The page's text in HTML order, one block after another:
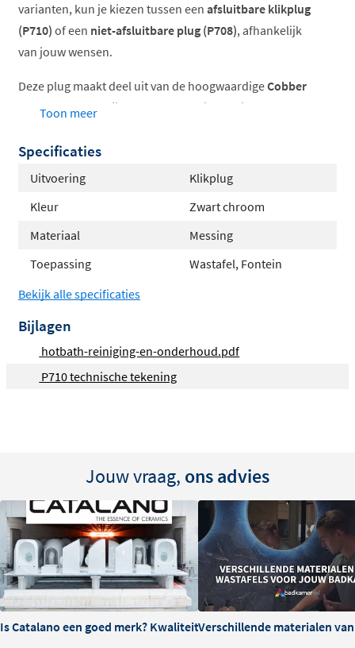
varianten, kun je kiezen tussen een afsluitbare klikplug
(P710) of een niet-afsluitbare plug (P708), afhankelijk
van jouw wensen.
Deze plug maakt deel uit van de hoogwaardigeCobber
serie, waardoor hij perfect te combineren is met andere
in je badkamer.
Met een ruime keuze aan kleuren, stem je de afvoerplug
eenvoudig af op jouw persoonlijke stijl en
badkamerdesign. Praktisch, stijlvol en functioneel!
Toon meer
Specificaties
Uitvoering
Klikplug
Kleur
Zwart chroom
Materiaal
Messing
Toepassing
Wastafel, Fontein
Bekijk alle specificaties
Bijlagen
hotbath-reiniging-en-onderhoud.pdf
P710 technische tekening
Jouw vraag, ons advies
Is Catalano een goed merk? Kwaliteit en ervaringen
Verschillende materialen